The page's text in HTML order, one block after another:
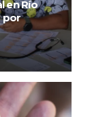
en Río
por